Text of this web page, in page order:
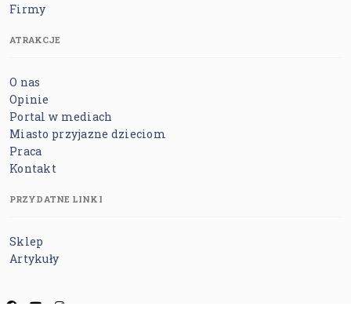
Firmy
ATRAKCJE
O nas
Opinie
Portal w mediach
Miasto przyjazne dzieciom
Praca
Kontakt
PRZYDATNE LINKI
Sklep
Artykuły